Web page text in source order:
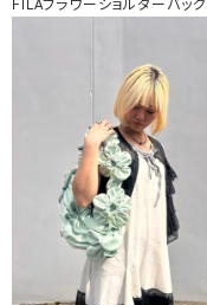
FILAフラワーショルダーバッグ